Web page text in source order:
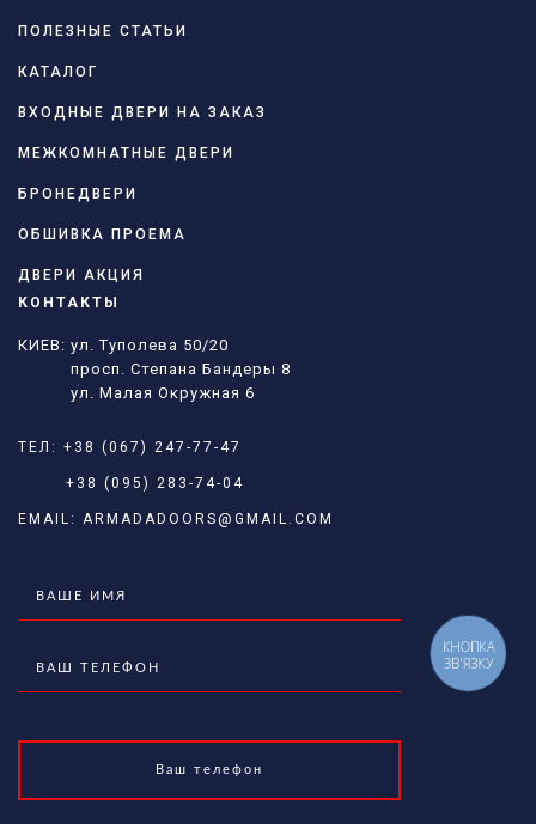
ПОЛЕЗНЫЕ СТАТЬИ
КАТАЛОГ
ВХОДНЫЕ ДВЕРИ НА ЗАКАЗ
МЕЖКОМНАТНЫЕ ДВЕРИ
БРОНЕДВЕРИ
ОБШИВКА ПРОЕМА
ДВЕРИ АКЦИЯ
КОНТАКТЫ
КИЕВ: ул. Туполева 50/20
просп. Степана Бандеры 8
ул. Малая Окружная 6
ТЕЛ: +38 (067) 247-77-47
+38 (095) 283-74-04
EMAIL: ARMADADOORS@GMAIL.COM
КНОПКА
ЗВ'ЯЗКУ